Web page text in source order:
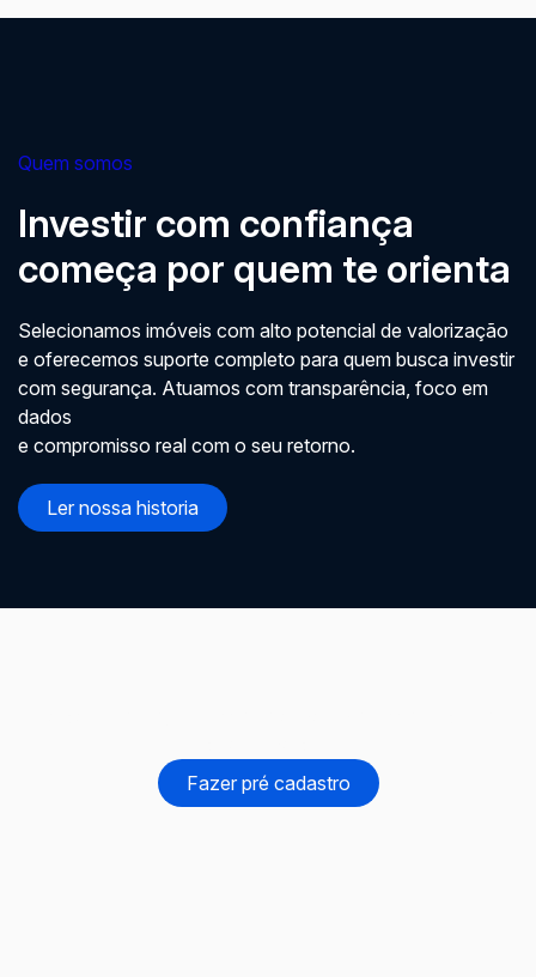
Quem somos
Investir com confiança
começa por quem te orienta
Selecionamos imóveis com alto potencial de valorização
e oferecemos suporte completo para quem busca investir
com segurança. Atuamos com transparência, foco em
dados
e compromisso real com o seu retorno.
Ler nossa historia
Fazer pré cadastro